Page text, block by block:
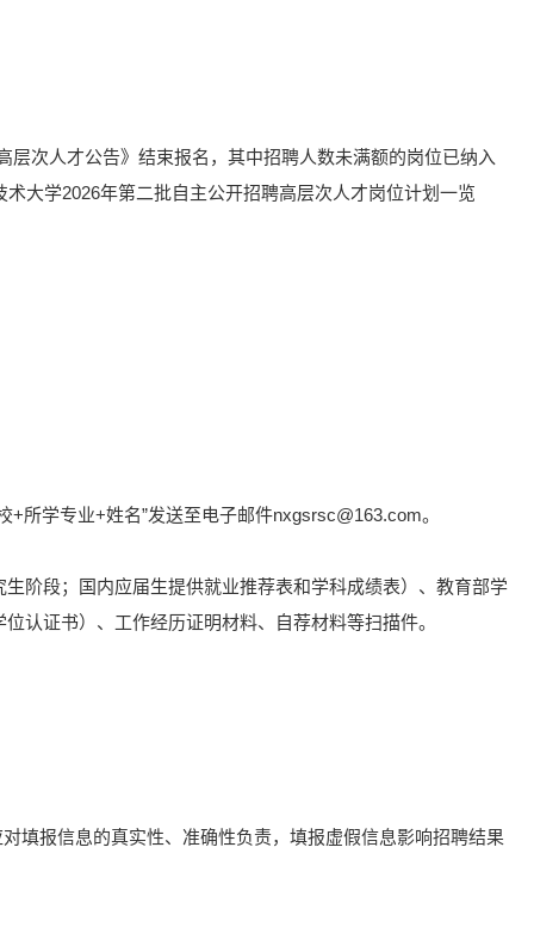
次人才公告》结束报名，其中招聘人数未满额的岗位已纳入
大学2026年第二批自主公开招聘高层次人才岗位计划一览
所学专业+姓名”发送至电子邮件nxgsrsc@163.com。
阶段；国内应届生提供就业推荐表和学科成绩表）、教育部学
认证书）、工作经历证明材料、自荐材料等扫描件。
填报信息的真实性、准确性负责，填报虚假信息影响招聘结果